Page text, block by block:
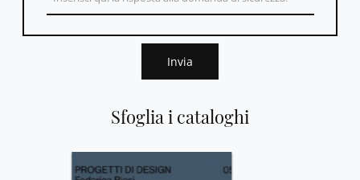
Sfoglia i cataloghi
Invia